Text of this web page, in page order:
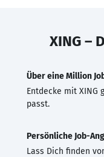
XING –
Über eine Million
Entdecke mit XING
passt.
Persönliche Job-
Lass Dich finden